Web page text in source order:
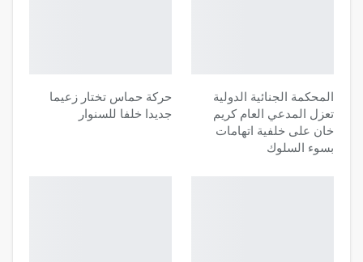
المحكمة الجنائية الدولية
تعزل المدعي العام كريم
خان على خلفية اتهامات
بسوء السلوك
حركة حماس تختار زعيما
جديدا خلفا للسنوار